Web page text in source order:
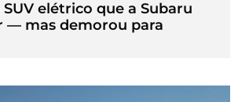
elétrico que a Subaru
— mas demorou para